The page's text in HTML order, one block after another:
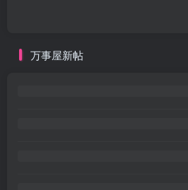
万事屋新帖